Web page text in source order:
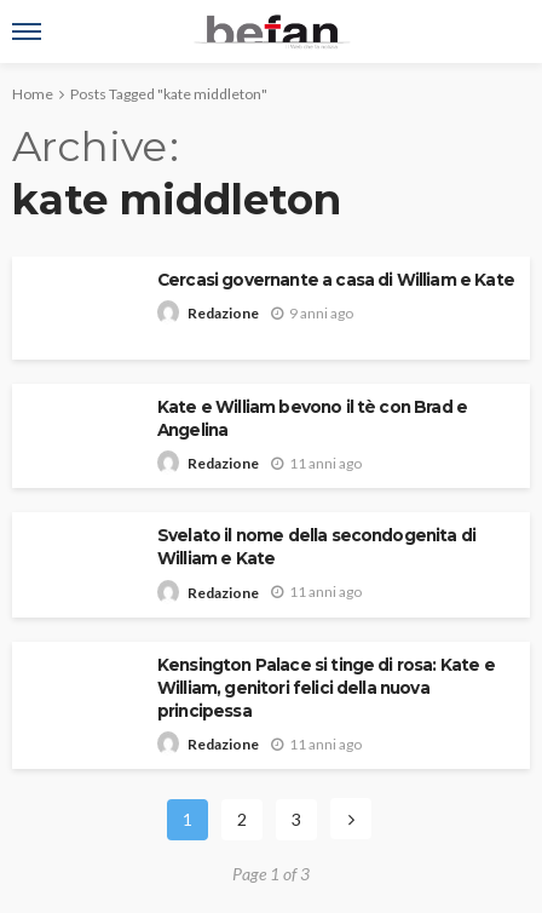
Home Posts Tagged "kate middleton"
Archive
kate middleton
Cercasi governante a casa di William e Kate
Redazione 9 anni ago
Kate e William bevono il tè con Brad e
Angelina
Redazione 11 anni ago
Svelato il nome della secondogenita di
William e Kate
Redazione 11 anni ago
Kensington Palace si tinge di rosa: Kate e
William, genitori felici della nuova
principessa
Redazione 11 anni ago
1 2 3
Page 1 of 3